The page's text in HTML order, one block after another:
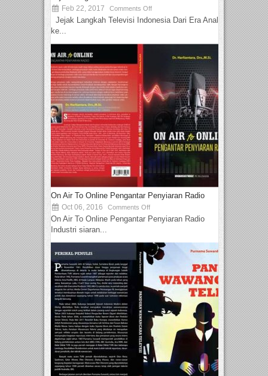
Feb 22, 2017 Comments Off
Jejak Langkah Televisi Indonesia Dari Era Analog
ke...
On Air To Online Pengantar Penyiaran Radio
Oct 06, 2016 Comments Off
On Air To Online Pengantar Penyiaran Radio
Industri siaran...